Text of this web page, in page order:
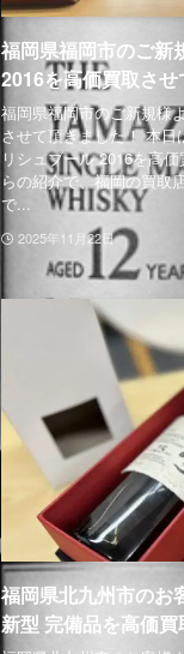
福岡県福岡市のご新
2016を高価買取させ
福岡県福岡市のご新規様
させて頂きました！ 本
リシュブール 2016を高
らの紹介で、福岡の買取
で...
2025年11月22日
福岡県北九州市のお
新型 完備品を高価